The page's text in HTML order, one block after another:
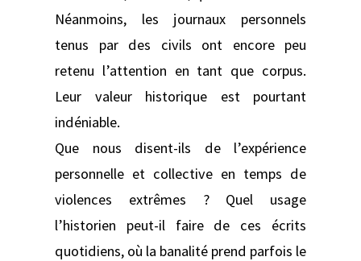
Néanmoins, les journaux personnels
tenus par des civils ont encore peu
retenu l’attention en tant que corpus.
Leur valeur historique est pourtant
indéniable.
Que nous disent-ils de l’expérience
personnelle et collective en temps de
violences extrêmes ? Quel usage
l’historien peut-il faire de ces écrits
quotidiens, où la banalité prend parfois le